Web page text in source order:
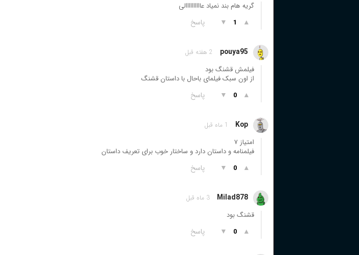
گریه هام بند نمیاد عاااااااااالی
▲
1
▼ پاسخ
pouya95 2 هفته قبل
فیلمش قشنگ بود
از اون سبک فیلمای باحال با داستان قشنگ
▲
0
▼ پاسخ
Kop 1 ماه قبل
امتیاز ۷
فیلمنامه و داستان دارد و ساختار خوب برای تعریف داستان
▲
0
▼ پاسخ
Milad878 3 ماه قبل
قشنگ بود
▲
0
▼ پاسخ